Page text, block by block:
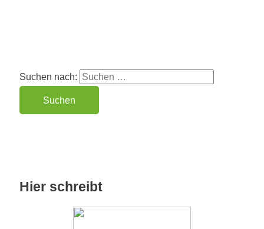
Suchen nach:
Hier schreibt